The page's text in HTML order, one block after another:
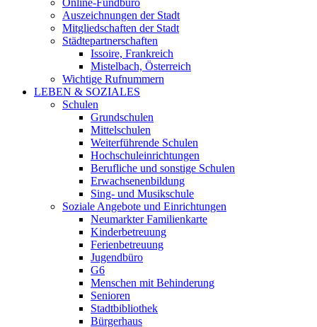
Online-Fundbüro
Auszeichnungen der Stadt
Mitgliedschaften der Stadt
Städtepartnerschaften
Issoire, Frankreich
Mistelbach, Österreich
Wichtige Rufnummern
LEBEN & SOZIALES
Schulen
Grundschulen
Mittelschulen
Weiterführende Schulen
Hochschuleinrichtungen
Berufliche und sonstige Schulen
Erwachsenenbildung
Sing- und Musikschule
Soziale Angebote und Einrichtungen
Neumarkter Familienkarte
Kinderbetreuung
Ferienbetreuung
Jugendbüro
G6
Menschen mit Behinderung
Senioren
Stadtbibliothek
Bürgerhaus